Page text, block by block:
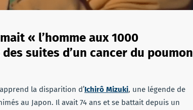
« l’homme aux 1000
suites d’un cancer du poumon
la disparition d’Ichirô Mizuki, une légende de
au Japon. Il avait 74 ans et se battait depuis un